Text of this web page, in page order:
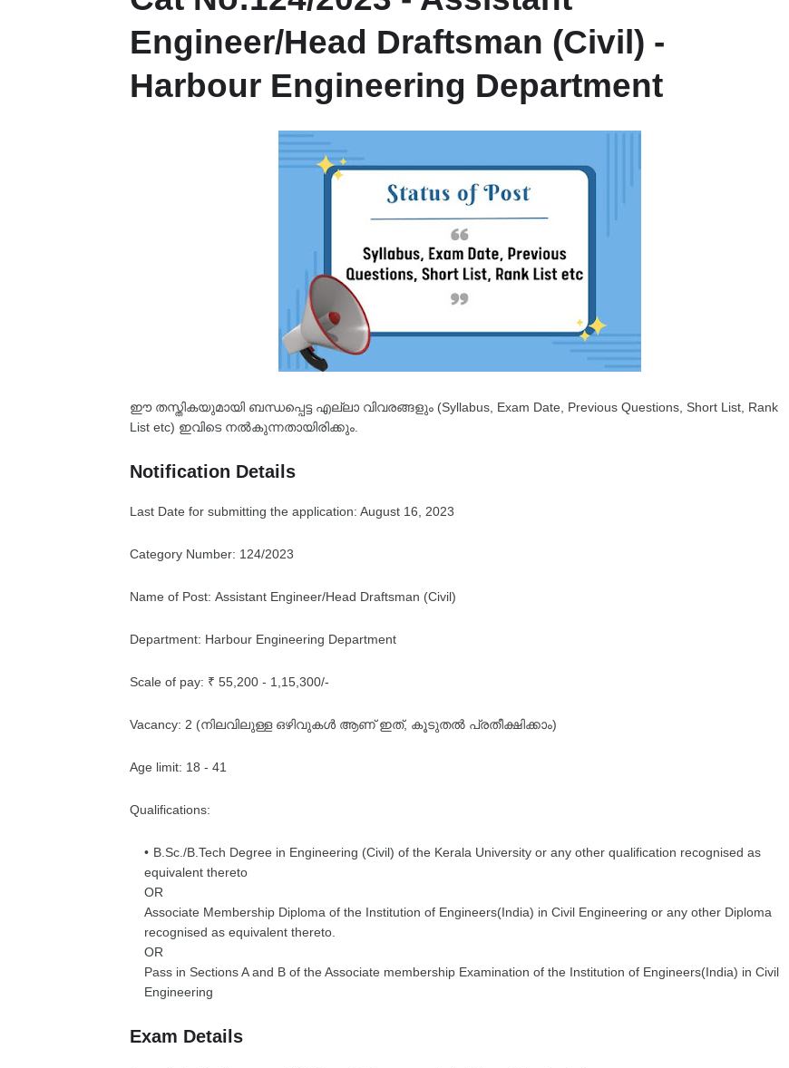
Engineer/Head Draftsman (Civil) -
Harbour Engineering Department
ഈ തസ്തികയുമായി ബന്ധപ്പെട്ട എല്ലാ വിവരങ്ങളും (Syllabus, Exam Date, Previous Questions, Short List, Rank
List etc) ഇവിടെ നൽകുന്നതായിരിക്കും.
Notification Details
Last Date for submitting the application: August 16, 2023
Category Number: 124/2023
Name of Post: Assistant Engineer/Head Draftsman (Civil)
Department: Harbour Engineering Department
Scale of pay: ₹ 55,200 - 1,15,300/-
Vacancy: 2 (നിലവിലുള്ള ഒഴിവുകൾ ആണ് ഇത്, കൂടുതൽ പ്രതീക്ഷിക്കാം)
Age limit: 18 - 41
Qualifications:
B.Sc./B.Tech Degree in Engineering (Civil) of the Kerala University or any other qualification recognised as
equivalent thereto
OR
Associate Membership Diploma of the Institution of Engineers(India) in Civil Engineering or any other Diploma
recognised as equivalent thereto.
OR
Pass in Sections A and B of the Associate membership Examination of the Institution of Engineers(India) in Civil
Engineering
Exam Details